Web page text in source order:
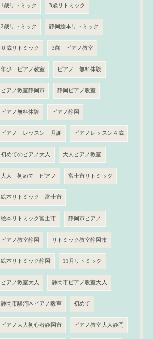
1歳リトミック 3歳リトミック
2歳リトミック 静岡絵本リトミック
０歳リトミック 3歳 ピアノ教室
年少 ピアノ教室 ピアノ 無料体験
ピアノ教室静岡市 静岡ピアノ教室
ピアノ無料体験 ピアノ静岡
ピアノ レッスン 月謝 ピアノレッスン４歳
初めてのピアノ大人 大人ピアノ教室
大人 初めて ピアノ 富士市リトミック
絵本リトミック 富士市
絵本リトミック富士市 静岡市ピアノ
ピアノ教室静岡 リトミック教室静岡市
絵本リトミック静岡 11月リトミック
ピアノ教室大人 静岡市ピアノ教室大人
静岡市駿河区ピアノ教室 初めて
ピアノ大人初心者静岡市 ピアノ教室大人静岡